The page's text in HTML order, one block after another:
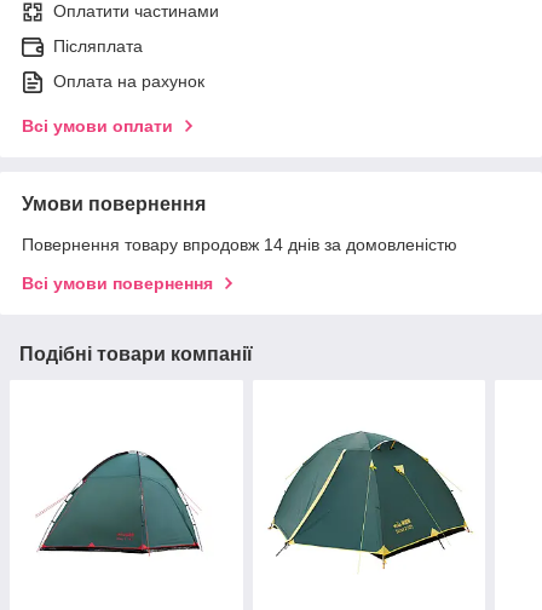
Оплатити частинами
Післяплата
Оплата на рахунок
Всі умови оплати
Умови повернення
Повернення товару впродовж 14 днів за домовленістю
Всі умови повернення
Подібні товари компанії